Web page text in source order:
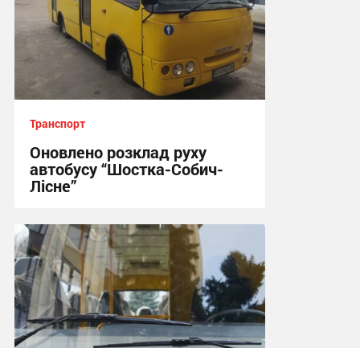
Транспорт
Оновлено розклад руху
автобусу “Шостка-Собич-
Лісне”
11:03, 3.08.2026